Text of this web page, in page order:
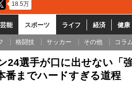
18.5万
芸能 スポーツ ライフ 経済 健康
格闘技 サッカー その他 コラ
24選手が口に出せない「
番までハードすぎる道程